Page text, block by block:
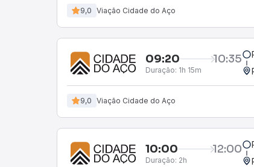
9,0 Viação Cidade do Aço
09:20 10:35
Duração: 1h 15m
9,0 Viação Cidade do Aço
10:00 12:00
Duração: 2h